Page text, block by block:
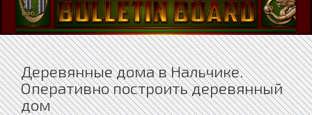
Деревянные дома в Нальчике.
Оперативно построить деревянный
дом